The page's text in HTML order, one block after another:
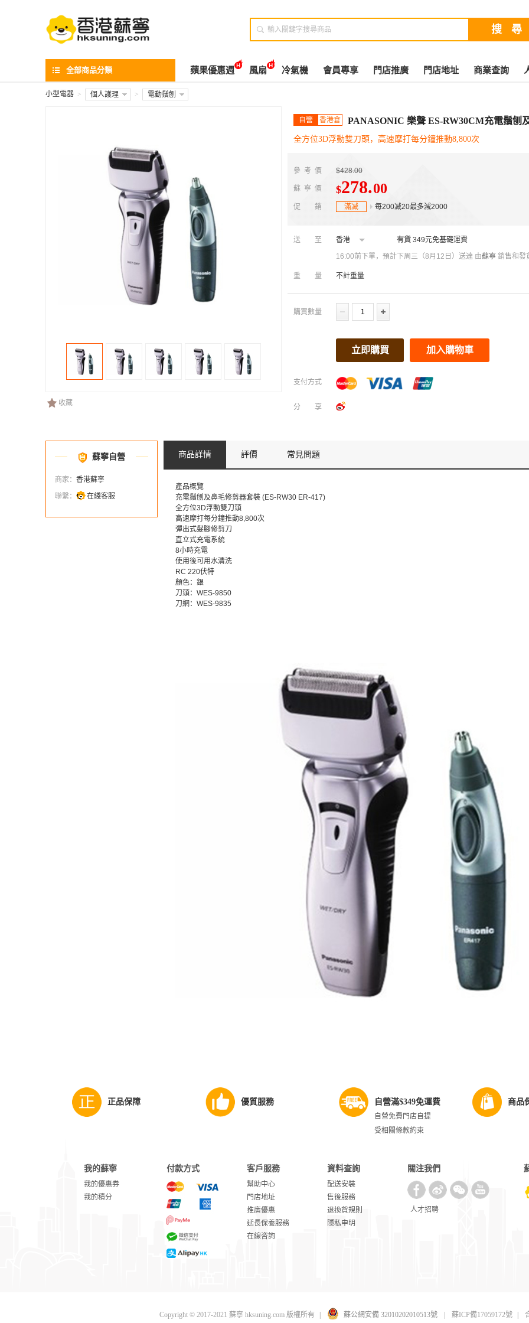

全部商品分類 蘋果優惠週 風扇 冷氣機 會員專享 門店推廣 門店地址 商業查詢
小型電器 > 個人護理 > 電動鬚刨
收藏
自營 香港倉 PANASONIC 樂聲 ES-RW30CM充電鬚刨
全方位3D浮動雙刀頭，高速摩打每分鐘推動8,800次
參考價 $428.00
蘇寧價 $278.00
促銷 滿减 每200减20最多減2000
送至 香港 有貨 349元免基礎運費
16:00前下單，預計下周三（8月12日）送達 由蘇寧 銷售和發
重量 不計重量
購買數量
立即購買 加入購物車
支付方式
分享
蘇寧自營
商家： 香港蘇寧
聯繫：
在綫客服
商品詳情 評價 常見問題
產品概覽
充電鬚刨及鼻毛修剪器套裝 (ES-RW30 ER-417)
全方位3D浮動雙刀頭
高速摩打每分鐘推動8,800次
彈出式髮腳修剪刀
直立式充電系統
8小時充電
使用後可用水清洗
RC 220伏特
顏色：銀
刀頭：WES-9850
刀網：WES-9835
正品保障 優質服務 自營滿$349免運費
自營免費門店自提
受相關條款約束
商品
我的蘇寧
我的優惠券
我的積分
付款方式 客戶服務
幫助中心
門店地址
推廣優惠
延長保養服務
在線咨詢
資料查詢
配送安裝
售後服務
退換貨規則
隱私申明
關注我們
人才招聘
Copyright © 2017-2021 蘇寧 hksuning.com 版權所有 蘇公網安備 32010202010513號 蘇ICP備17059172號